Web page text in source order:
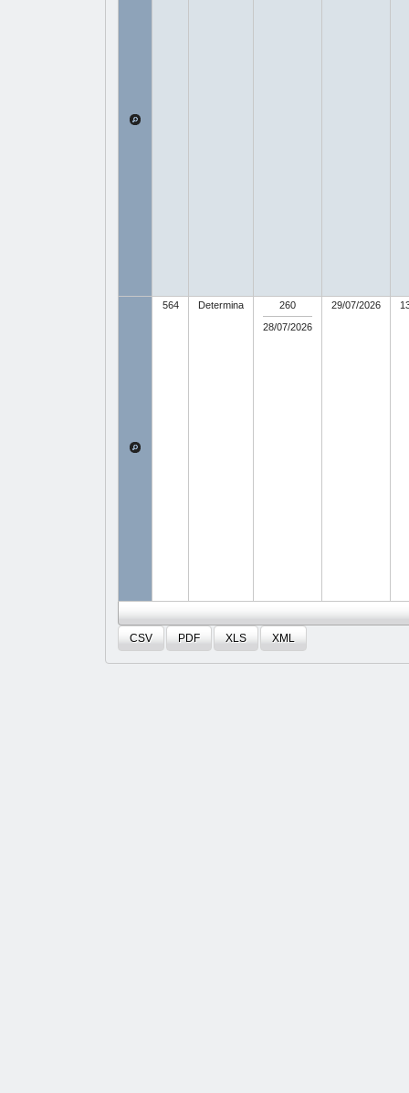
564 Determina
260
28/07/2026
29/07/2026
CSV PDF XLS XML